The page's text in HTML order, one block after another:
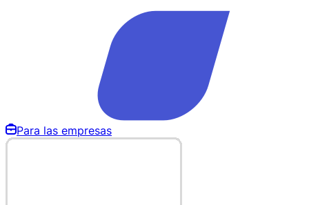
Para las empresas